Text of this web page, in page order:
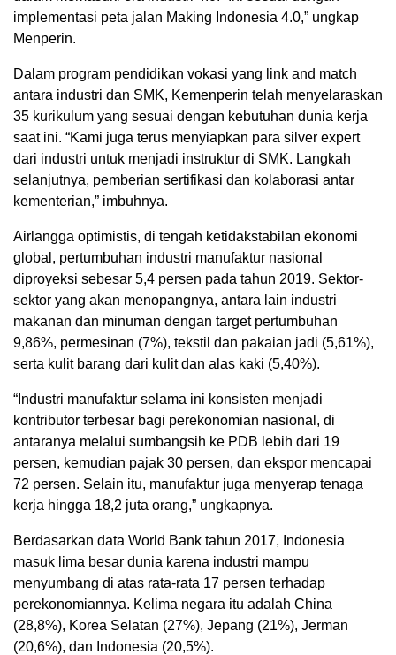
implementasi peta jalan Making Indonesia 4.0,” ungkap
Menperin.
Dalam program pendidikan vokasi yang link and match
antara industri dan SMK, Kemenperin telah menyelaraskan
35 kurikulum yang sesuai dengan kebutuhan dunia kerja
saat ini. “Kami juga terus menyiapkan para silver expert
dari industri untuk menjadi instruktur di SMK. Langkah
selanjutnya, pemberian sertifikasi dan kolaborasi antar
kementerian,” imbuhnya.
Airlangga optimistis, di tengah ketidakstabilan ekonomi
global, pertumbuhan industri manufaktur nasional
diproyeksi sebesar 5,4 persen pada tahun 2019. Sektor-
sektor yang akan menopangnya, antara lain industri
makanan dan minuman dengan target pertumbuhan
9,86%, permesinan (7%), tekstil dan pakaian jadi (5,61%),
serta kulit barang dari kulit dan alas kaki (5,40%).
“Industri manufaktur selama ini konsisten menjadi
kontributor terbesar bagi perekonomian nasional, di
antaranya melalui sumbangsih ke PDB lebih dari 19
persen, kemudian pajak 30 persen, dan ekspor mencapai
72 persen. Selain itu, manufaktur juga menyerap tenaga
kerja hingga 18,2 juta orang,” ungkapnya.
Berdasarkan data World Bank tahun 2017, Indonesia
masuk lima besar dunia karena industri mampu
menyumbang di atas rata-rata 17 persen terhadap
perekonomiannya. Kelima negara itu adalah China
(28,8%), Korea Selatan (27%), Jepang (21%), Jerman
(20,6%), dan Indonesia (20,5%).